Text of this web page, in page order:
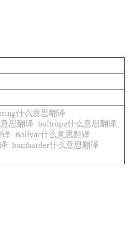
什么意思翻译
思翻译 boltrope什么意思翻译
译
Bolívar什么意思翻译
bombarder什么意思翻译